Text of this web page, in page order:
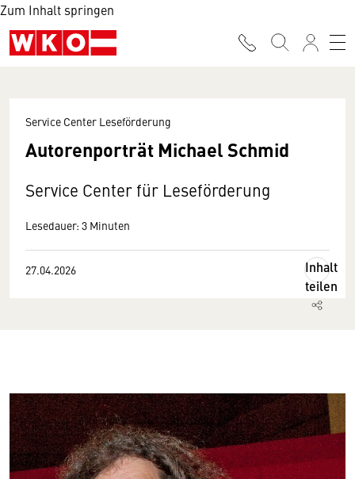
Zum Inhalt springen
Service Center Leseförderung
Autorenporträt Michael Schmid
Service Center für Leseförderung
Lesedauer: 3 Minuten
27.04.2026
Inhalt
teilen